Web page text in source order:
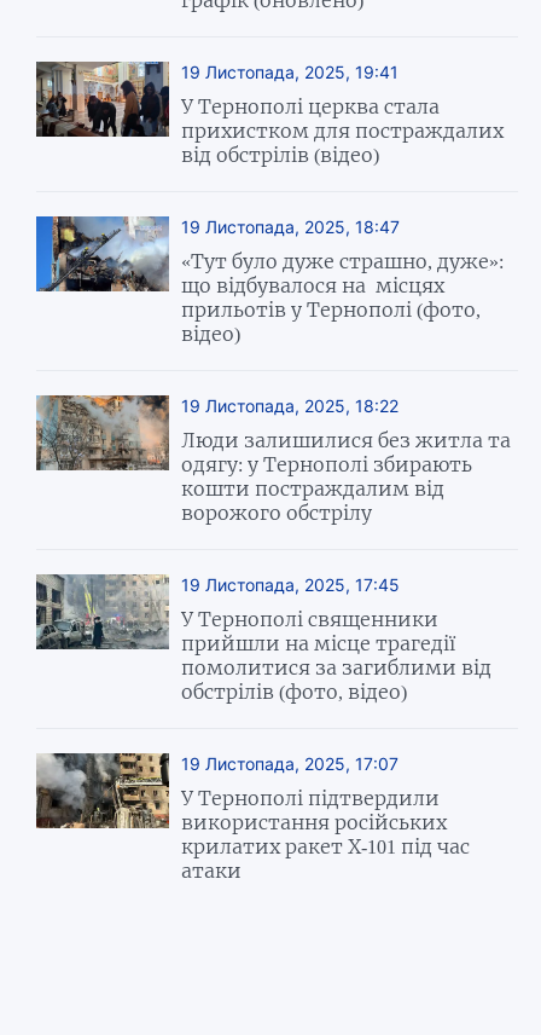
19 Листопада, 2025, 19:41
У Тернополі церква стала
прихистком для постраждалих
від обстрілів (відео)
19 Листопада, 2025, 18:47
«Тут було дуже страшно, дуже»:
що відбувалося на місцях
прильотів у Тернополі (фото,
відео)
19 Листопада, 2025, 18:22
Люди залишилися без житла та
одягу: у Тернополі збирають
кошти постраждалим від
ворожого обстрілу
19 Листопада, 2025, 17:45
У Тернополі священники
прийшли на місце трагедії
помолитися за загиблими від
обстрілів (фото, відео)
19 Листопада, 2025, 17:07
У Тернополі підтвердили
використання російських
крилатих ракет Х-101 під час
атаки